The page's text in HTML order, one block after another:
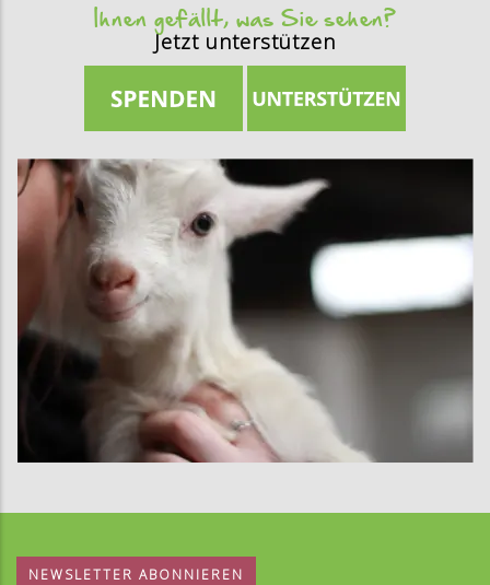
Ihnen gefällt, was Sie sehen?
Jetzt unterstützen
NEWSLETTER ABONNIEREN